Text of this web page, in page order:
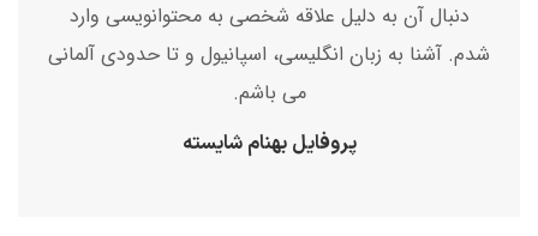
دنبال آن به دلیل علاقه شخصی به محتوانویسی وارد
شدم. آشنا به زبان انگلیسی، اسپانیول و تا حدودی آلمانی
می باشم.
پروفایل بهنام شایسته